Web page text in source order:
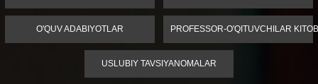
O'QUV ADABIYOTLAR PROFESSOR-O'QITUVCHILAR
USLUBIY TAVSIYANOMALAR